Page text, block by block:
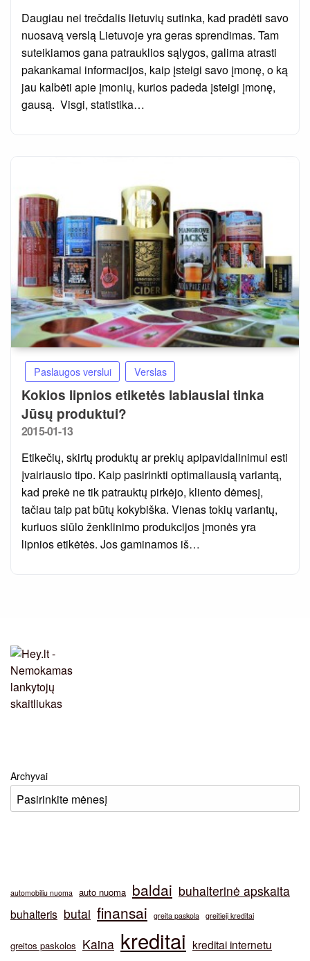
Daugiau nei trečdalis lietuvių sutinka, kad pradėti savo
nuosavą verslą Lietuvoje yra geras sprendimas. Tam
suteikiamos gana patrauklios sąlygos, galima atrasti
pakankamai informacijos, kaip įsteigi savo įmonę, o ką
jau kalbėti apie įmonių, kurios padeda įsteigi įmonę,
gausą. Visgi, statistika…
Paslaugos verslui Verslas
Kokios lipnios etiketės labiausiai tinka
Jūsų produktui?
Posted
2015-01-13
Etikečių, skirtų produktų ar prekių apipavidalinimui esti
įvairiausio tipo. Kaip pasirinkti optimaliausią variantą,
kad prekė ne tik patrauktų pirkėjo, kliento dėmesį,
tačiau taip pat būtų kokybiška. Vienas tokių variantų,
kuriuos siūlo ženklinimo produkcijos įmonės yra
lipnios etikėtės. Jos gaminamos iš…
Archyvai
automobiliu nuoma auto nuoma baldai buhalterinė apskaita
buhalteris butai finansai greita paskola greitieji kreditai
greitos paskolos Kaina kreditai kreditai internetu